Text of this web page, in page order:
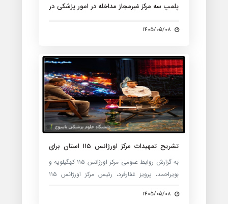
پلمپ سه مرکز غیرمجاز مداخله در امور پزشکی در
1405/05/08
تشریح تمهیدات مرکز اورژانس ۱۱۵ استان برای
پوشش مراسم اربعین حسینی / استقرار دومین
بالگرد اورژانس هوایی استان در گچساران
به گزارش روابط عمومی مرکز اورژانس ۱۱۵ کهگیلویه و
بویراحمد، پرویز غفارفرد، رئیس مرکز اورژانس ۱۱۵
«پیاده تا خورشید» از شبکه دنا، اقدامات و تمهیدات
1405/05/08